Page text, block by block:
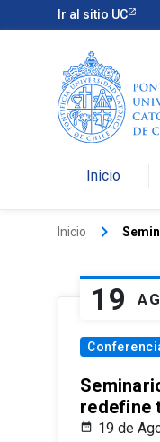
Ir al sitio UC
Inicio
Inicio keyboard_arrow_right
19
redefine
19 de